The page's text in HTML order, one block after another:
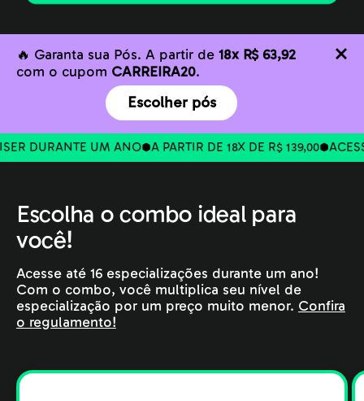
🔥 Garanta sua Pós. A partir de 18x R$ 63,92
com o cupom CARREIRA20.
Escolher pós
DURANTE UM ANO A PARTIR DE 18X DE R$ 139,00
Escolha o combo ideal para
você!
Acesse até 16 especializações durante um ano!
Com o combo, você multiplica seu nível de
especialização por um preço muito menor. Confira
o regulamento!